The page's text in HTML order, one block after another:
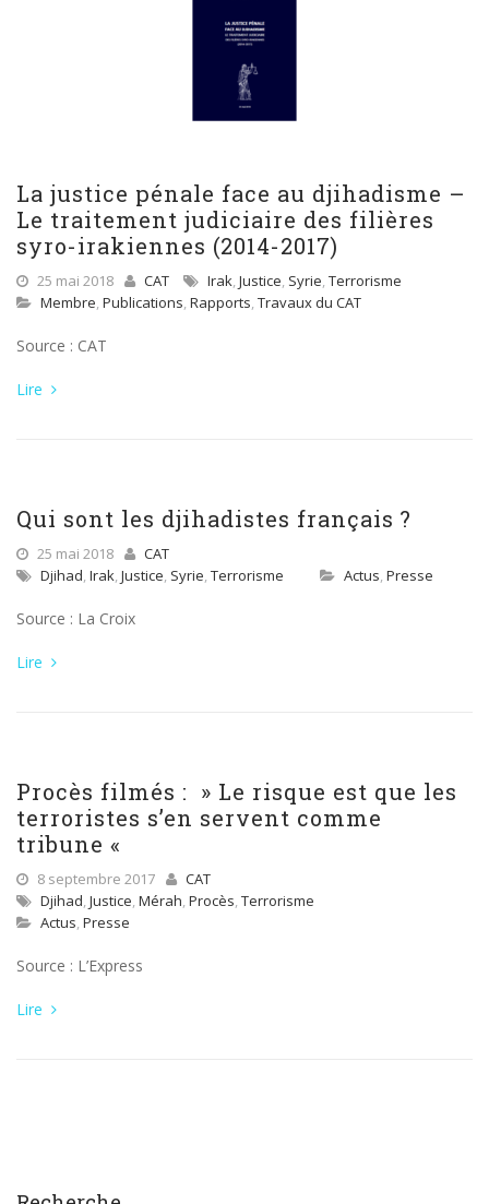
La justice pénale face au djihadisme –
Le traitement judiciaire des filières
syro-irakiennes (2014-2017)
25 mai 2018 CAT Irak, Justice, Syrie, Terrorisme
Membre, Publications, Rapports, Travaux du CAT
Source : CAT
Lire
Qui sont les djihadistes français ?
25 mai 2018
CAT
Djihad, Irak, Justice, Syrie, Terrorisme Actus, Presse
Source : La Croix
Lire
Procès filmés : » Le risque est que les
terroristes s’en servent comme
tribune «
8 septembre 2017
CAT
Djihad, Justice, Mérah, Procès, Terrorisme
Actus, Presse
Source : L’Express
Lire